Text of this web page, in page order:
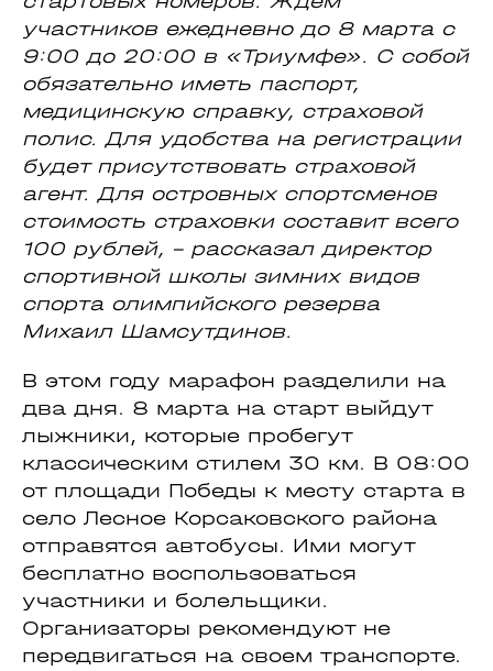
участников ежедневно до 8 марта с
9:00 до 20:00 в «Триумфе». С собой
обязательно иметь паспорт,
медицинскую справку, страховой
полис. Для удобства на регистрации
будет присутствовать страховой
агент. Для островных спортсменов
стоимость страховки составит всего
100 рублей, - рассказал директор
спортивной школы зимних видов
спорта олимпийского резерва
Михаил Шамсутдинов.
В этом году марафон разделили на
два дня. 8 марта на старт выйдут
лыжники, которые пробегут
классическим стилем 30 км. В 08:00
от площади Победы к месту старта в
село Лесное Корсаковского района
отправятся автобусы. Ими могут
бесплатно воспользоваться
участники и болельщики.
Организаторы рекомендуют не
передвигаться на своем транспорте.